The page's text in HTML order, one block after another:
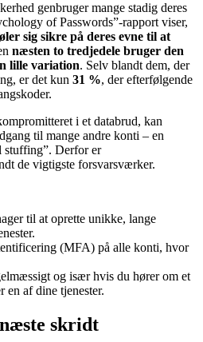
genbruger mange stadig deres
of Passwords”‑rapport viser,
sig sikre på deres evne til at
næsten to tredjedele bruger den
lille variation. Selv blandt dem, der
er det kun 31 %, der efterfølgende
i et databrud, kan
til mange andre konti – en
stuffing”. Derfor er
de vigtigste forsvarsværker.
til at oprette unikke, lange
(MFA) på alle konti, hvor
og især hvis du hører om et
en af dine tjenester.
skridt